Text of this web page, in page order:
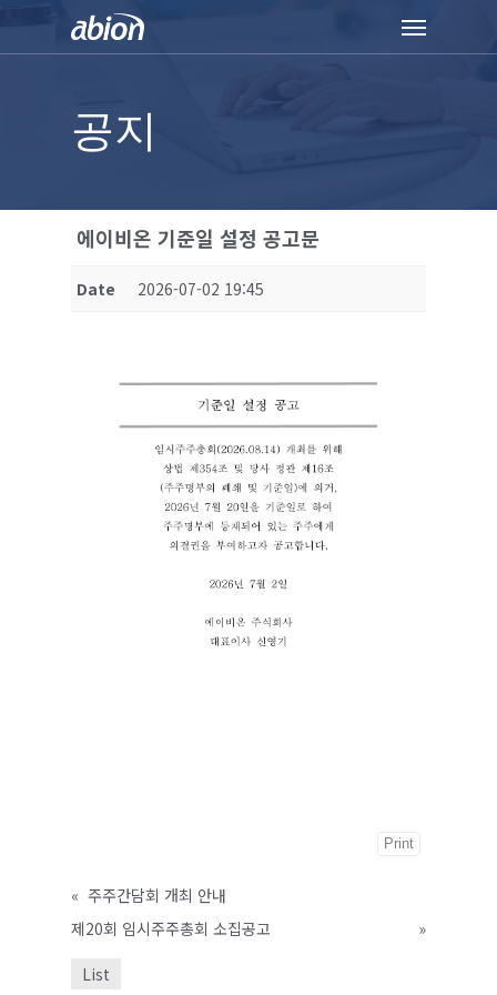
Menu
공지
에이비온 기준일 설정 공고문
Date 2026-07-02 19:45
Print
« 주주간담회 개최 안내
제20회 임시주주총회 소집공고
»
List